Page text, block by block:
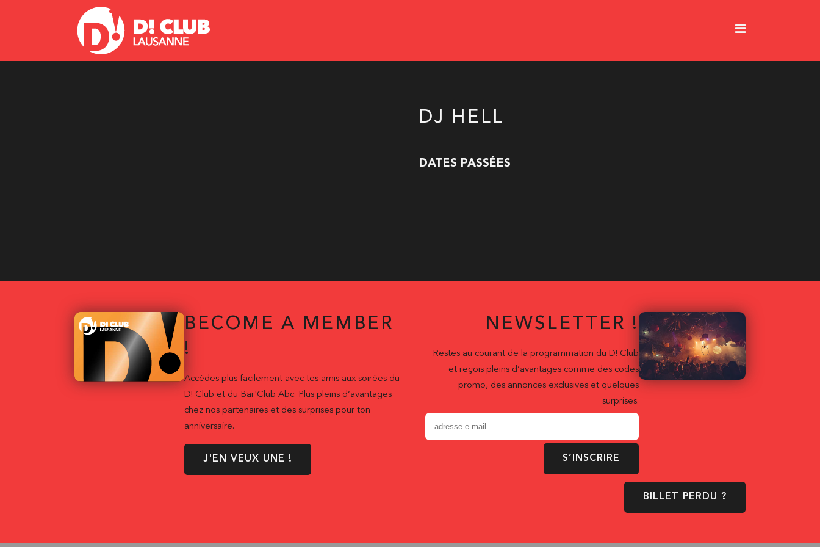
DJ HELL
DATES PASSÉES
BECOME A MEMBER
!
Accédes plus facilement avec tes amis aux soirées du
D! Club et du Bar'Club Abc. Plus pleins d’avantages
chez nos partenaires et des surprises pour ton
anniversaire.
J'EN VEUX UNE !
NEWSLETTER !
Restes au courant de la programmation du D! Club
et reçois pleins d’avantages comme des codes
promo, des annonces exclusives et quelques
surprises.
S’INSCRIRE
BILLET PERDU ?